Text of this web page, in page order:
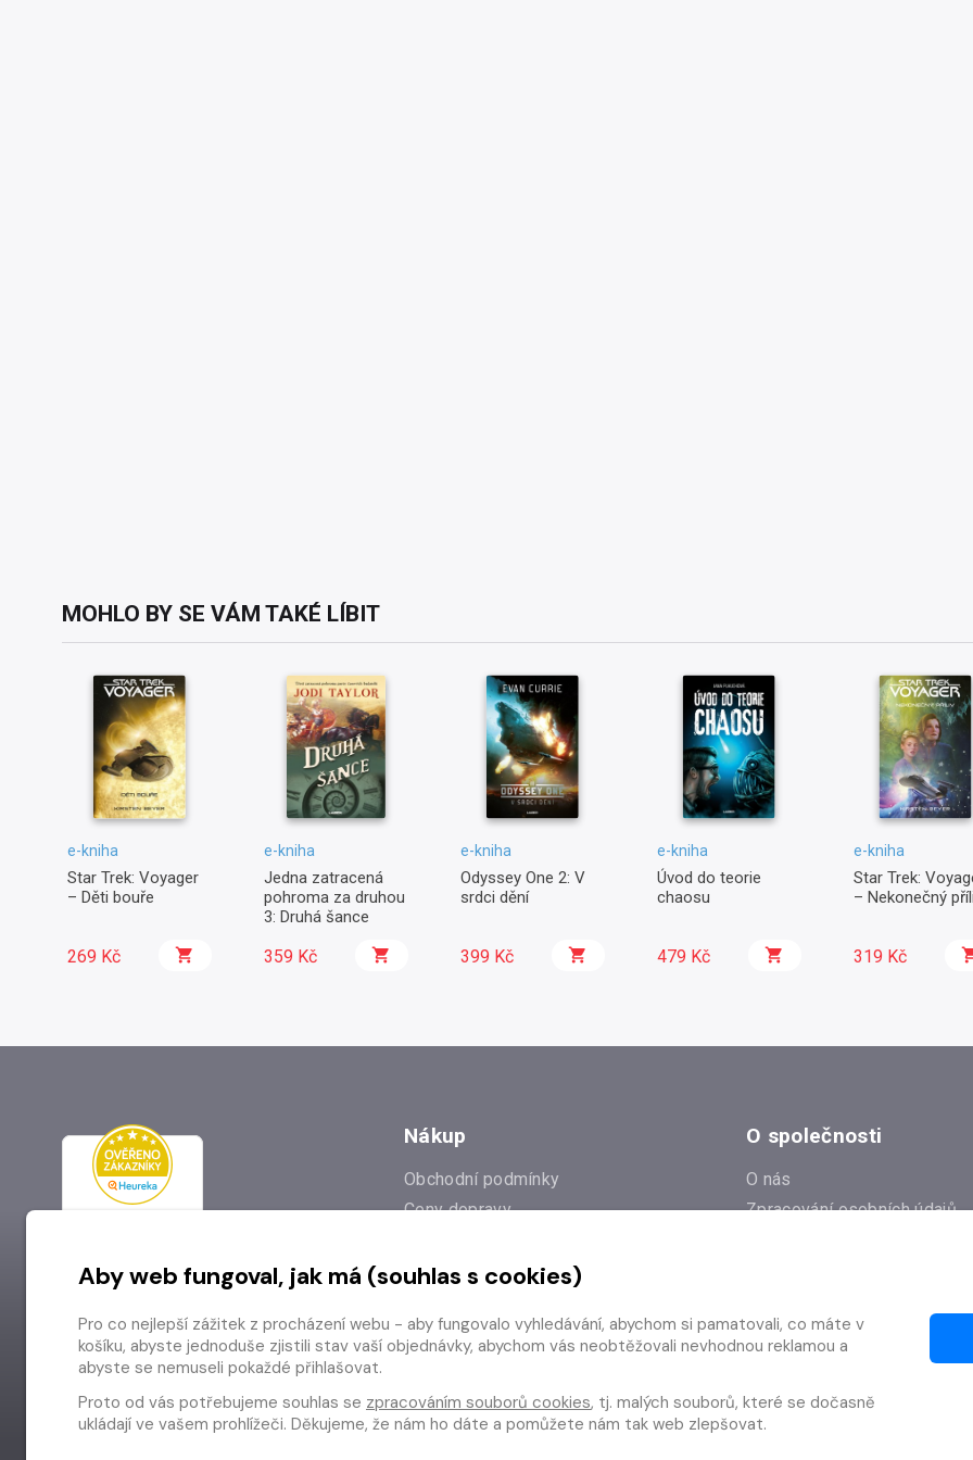
MOHLO BY SE VÁM TAKÉ LÍBIT
e-kniha
Star Trek: Voyager
– Děti bouře
269 Kč
e-kniha
Jedna zatracená
pohroma za druhou
3: Druhá šance
359 Kč
e-kniha
Odyssey One 2: V
srdci dění
399 Kč
e-kniha
Úvod do teorie
chaosu
479 Kč
e-kniha
Star Trek:
– Nekonečný
319 Kč
Nákup
Obchodní podmínky
Ceny dopravy
Prodejna
Odstoupení od smlouvy
O společnosti
O nás
Zpracování osobních údajů
Aby web fungoval, jak má (souhlas s cookies)
Pro co nejlepší zážitek z procházení webu - aby fungovalo vyhledávání, abychom si pamatovali, co máte v
košíku, abyste jednoduše zjistili stav vaší objednávky, abychom vás neobtěžovali nevhodnou reklamou a
abyste se nemuseli pokaždé přihlašovat.
Proto od vás potřebujeme souhlas se zpracováním souborů cookies, tj. malých souborů, které se dočasně
ukládají ve vašem prohlížeči. Děkujeme, že nám ho dáte a pomůžete nám tak web zlepšovat.